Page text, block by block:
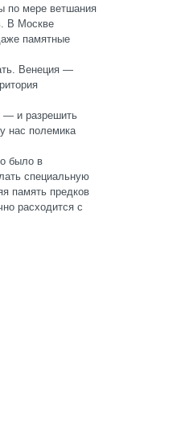
по мере ветшания
В Москве
памятные
Венеция —
— и разрешить
нас полемика
было в
специальную
память предков
расходится с